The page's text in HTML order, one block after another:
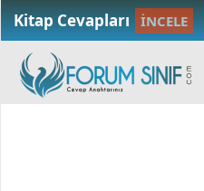
Kitap Cevapları İNCELE